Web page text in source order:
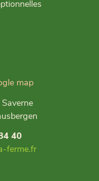
map
40
ferme.fr